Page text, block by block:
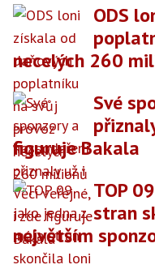
ODS
necelých 260
Své
figuruje Bakala
TOP
stran
největším